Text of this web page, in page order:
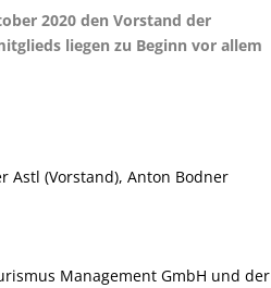
2020 den Vorstand der
liegen zu Beginn vor allem
Astl (Vorstand), Anton Bodner
Management GmbH und der